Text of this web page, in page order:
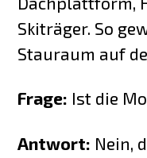
Skiträger. So
Stauraum auf
Frage: Ist die
Antwort: Nein,